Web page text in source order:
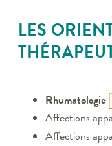
LES
Rhumatologie
Affections
Affections